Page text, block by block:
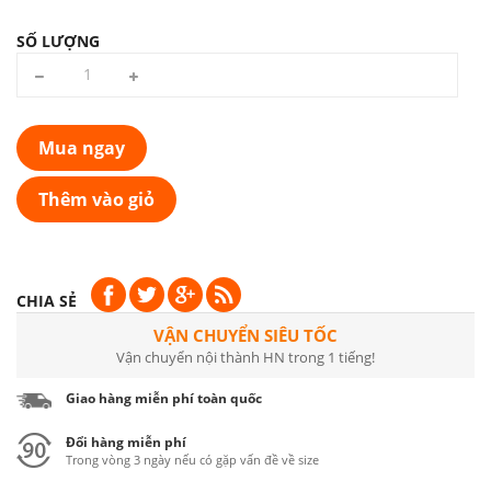
SỐ LƯỢNG
Mua ngay
Thêm vào giỏ
CHIA SẺ
VẬN CHUYỂN SIÊU TỐC
Vận chuyển nội thành HN trong 1 tiếng!
Giao hàng miễn phí toàn quốc
Đổi hàng miễn phí
Trong vòng 3 ngày nếu có gặp vấn đề về size